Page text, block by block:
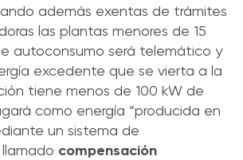
además exentas de trámites
las plantas menores de 15
autoconsumo será telemático y
excedente que se vierta a la
tiene menos de 100 kW de
como energía “producida en
un sistema de
compensación